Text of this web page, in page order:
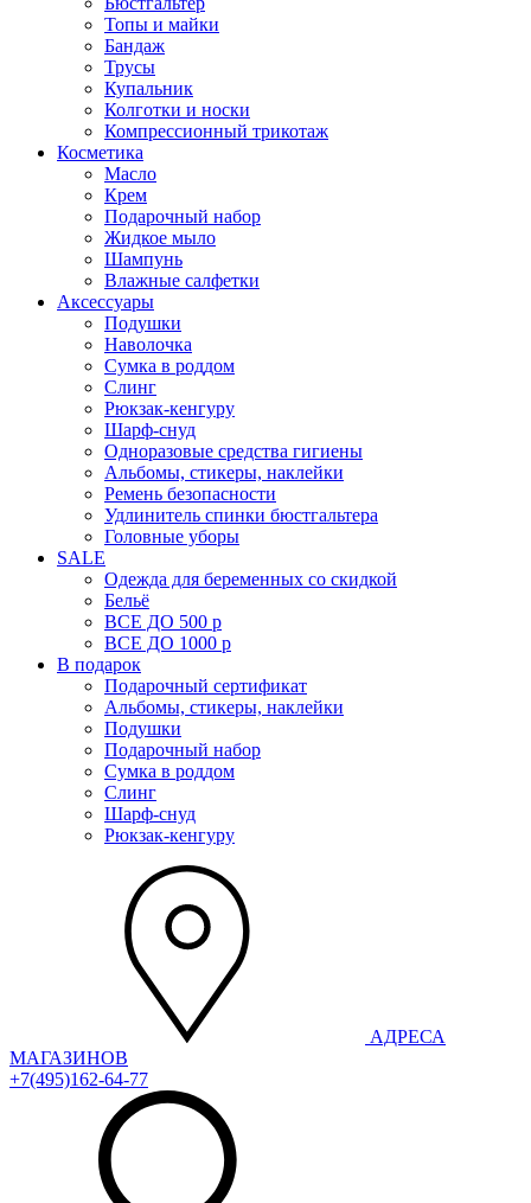
Топы и майки
Бандаж
Трусы
Купальник
Колготки и носки
Компрессионный трикотаж
Косметика
Масло
Крем
Подарочный набор
Жидкое мыло
Шампунь
Влажные салфетки
Аксессуары
Подушки
Наволочка
Сумка в роддом
Cлинг
Рюкзак-кенгуру
Шарф-снуд
Одноразовые средства гигиены
Альбомы, стикеры, наклейки
Ремень безопасности
Удлинитель спинки бюстгальтера
Головные уборы
SALE
Одежда для беременных со скидкой
Бельё
ВСЕ ДО 500 р
ВСЕ ДО 1000 р
В подарок
Подарочный сертификат
Альбомы, стикеры, наклейки
Подушки
Подарочный набор
Сумка в роддом
Слинг
Шарф-снуд
Рюкзак-кенгуру
АДРЕСА
МАГАЗИНОВ
+7(495)162-64-77